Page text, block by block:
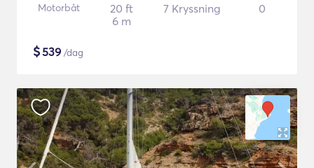
Motorbåt
20 ft
6 m
7 Kryssning 0
$539 /dag